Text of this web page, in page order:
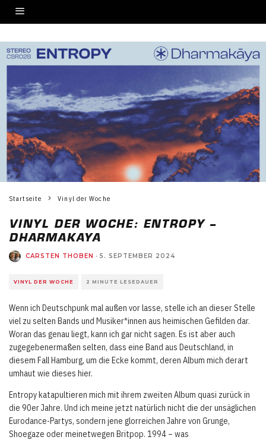
Startseite Vinyl der Woche
VINYL DER WOCHE: ENTROPY –
DHARMAKAYA
CARSTEN THOBEN · 5. SEPTEMBER 2024
VINYL DER WOCHE 2 MINUTE LESEDAUER
Wenn ich Deutschpunk mal außen vor lasse, stelle ich an dieser Stelle
viel zu selten Bands und Musiker*innen aus heimischen Gefilden dar.
Woran das genau liegt, kann ich gar nicht sagen. Es ist aber auch
zugegebenermaßen selten, dass eine Band aus Deutschland, in
diesem Fall Hamburg, um die Ecke kommt, deren Album mich derart
umhaut wie dieses hier.
Entropy katapultieren mich mit ihrem zweiten Album quasi zurück in
die 90er Jahre. Und ich meine jetzt natürlich nicht die der unsäglichen
Eurodance-Partys, sondern jene glorreichen Jahre von Grunge,
Shoegaze oder meinetwegen Britpop. 1994 – was